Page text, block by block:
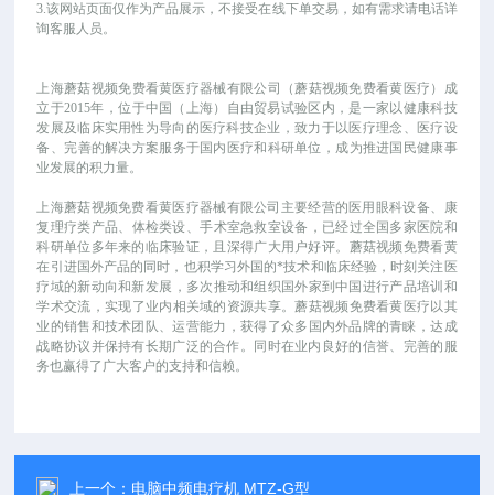
3.该网站页面仅作为产品展示，不接受在线下单交易，如有需求请电话详
询客服人员。
上海蘑菇视频免费看黄医疗器械有限公司（蘑菇视频免费看黄医疗）成
立于2015年，位于中国（上海）自由贸易试验区内，是一家以健康科技
发展及临床实用性为导向的医疗科技企业，致力于以医疗理念、医疗设
备、完善的解决方案服务于国内医疗和科研单位，成为推进国民健康事
业发展的积力量。
上海蘑菇视频免费看黄医疗器械有限公司主要经营的医用眼科设备、康
复理疗类产品、体检类设、手术室急救室设备，已经过全国多家医院和
科研单位多年来的临床验证，且深得广大用户好评。蘑菇视频免费看黄
在引进国外产品的同时，也积学习外国的*技术和临床经验，时刻关注医
疗域的新动向和新发展，多次推动和组织国外家到中国进行产品培训和
学术交流，实现了业内相关域的资源共享。蘑菇视频免费看黄医疗以其
业的销售和技术团队、运营能力，获得了众多国内外品牌的青睐，达成
战略协议并保持有长期广泛的合作。同时在业内良好的信誉、完善的服
务也赢得了广大客户的支持和信赖。
上一个： 电脑中频电疗机 MTZ-G型